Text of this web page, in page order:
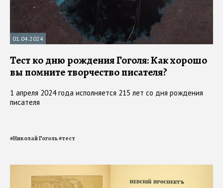
01.04.2024
Тест ко дню рождения Гоголя: Как хорошо
вы помните творчество писателя?
1 апреля 2024 года исполняется 215 лет со дня рождения
писателя
#Николай Гоголь#тест